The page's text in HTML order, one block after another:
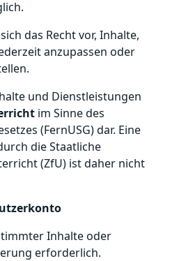
das Recht vor, Inhalte,
anzupassen oder
und Dienstleistungen
im Sinne des
(FernUSG) dar. Eine
die Staatliche
(ZfU) ist daher nicht
Inhalte oder
erforderlich.